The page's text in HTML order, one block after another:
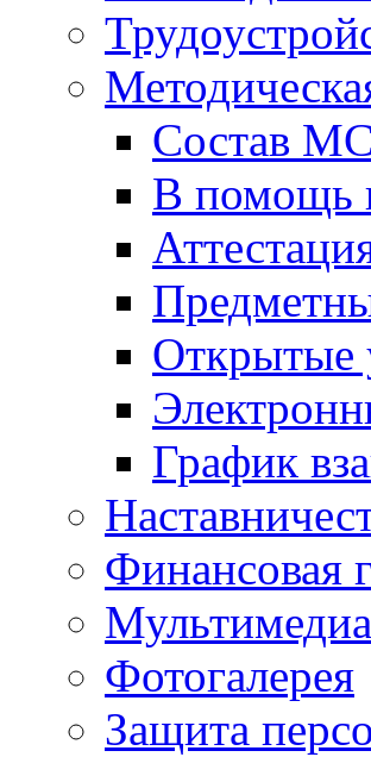
Состав МС
В помощь
График
Финансовая
Мультимедиа
Фотогалерея
Защита